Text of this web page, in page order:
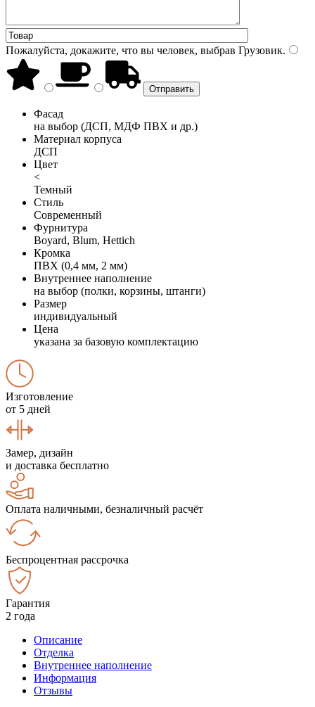
Пожалуйста, докажите, что вы человек, выбрав Грузовик.
Фасад
на выбор (ДСП, МДФ ПВХ и др.)
Материал корпуса
ДСП
Цвет
<
Темный
Стиль
Современный
Фурнитура
Boyard, Blum, Hettich
Кромка
ПВХ (0,4 мм, 2 мм)
Внутреннее наполнение
на выбор (полки, корзины, штанги)
Размер
индивидуальный
Цена
указана за базовую комплектацию
Изготовление
от 5 дней
Замер, дизайн
и доставка бесплатно
Оплата наличными, безналичный расчёт
Беспроцентная рассрочка
Гарантия
2 года
Описание
Отделка
Внутреннее наполнение
Информация
Отзывы